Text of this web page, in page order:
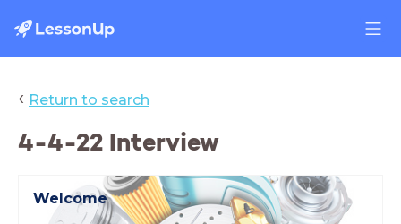
‹ Return to search
4-4-22 Interview
Welcome